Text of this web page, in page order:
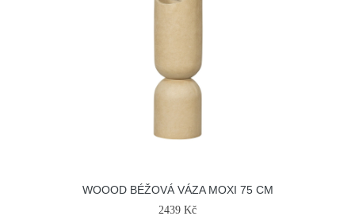
WOOOD BÉŽOVÁ VÁZA MOXI 75 CM
2439 Kč